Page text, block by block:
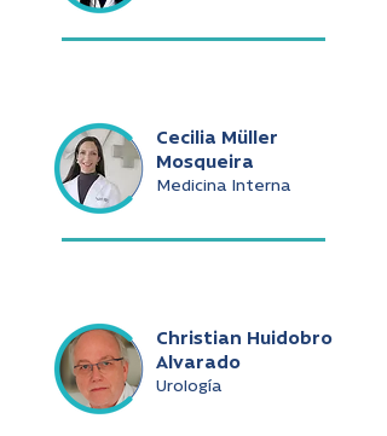
Cecilia Müller
Mosqueira
Medicina Interna
Christian Huidobro
Alvarado
Urología